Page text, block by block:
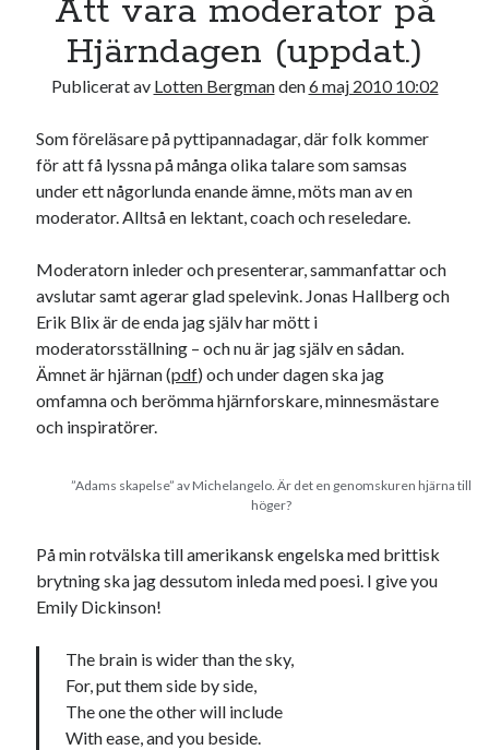
17 18 19 20 21 22 23
25 26 27 28 29 30
31
« jul
Sök
Kategorier
Kategorier
#blogg100 barn
barnen basket bil corona
historia hotell jobb
Julkalenderfacit Julkalendern
Att vara moderator på
Hjärndagen (uppdat.)
Publicerat av Lotten Bergmanden6 maj 2010 10:02
Som föreläsare på pyttipannadagar, där folk kommer
för att få lyssna på många olika talare som samsas
under ett någorlunda enande ämne, möts man av en
moderator. Alltså en lektant, coach och reseledare.
Moderatorn inleder och presenterar, sammanfattar och
avslutar samt agerar glad spelevink. Jonas Hallberg och
Erik Blix är de enda jag själv har mött i
moderatorsställning – och nu är jag själv en sådan.
Ämnet är hjärnan (pdf) och under dagen ska jag
omfamna och berömma hjärnforskare, minnesmästare
och inspiratörer.
”Adams skapelse” av Michelangelo. Är det en genomskuren hjärna till
höger?
På min rotvälska till amerikansk engelska med brittisk
brytning ska jag dessutom inleda med poesi. I give you
Emily Dickinson!
The brain is wider than the sky,
For, put them side by side,
The one the other will include
With ease, and you beside.